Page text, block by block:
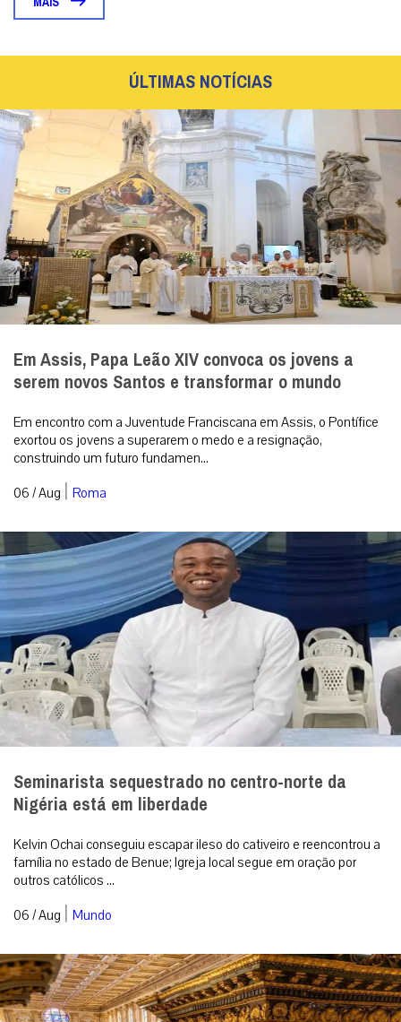
ÚLTIMAS NOTÍCIAS
Em Assis, Papa Leão XIV convoca os jovens a
serem novos Santos e transformar o mundo
Em encontro com a Juventude Franciscana em Assis, o Pontífice
exortou os jovens a superarem o medo e a resignação,
construindo um futuro fundamen...
06 / Aug | Roma
Seminarista sequestrado no centro-norte da
Nigéria está em liberdade
Kelvin Ochai conseguiu escapar ileso do cativeiro e reencontrou a
família no estado de Benue; Igreja local segue em oração por
outros católicos ...
06 / Aug | Mundo